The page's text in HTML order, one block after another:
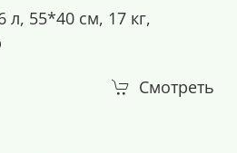
л, 55*40 см, 17 кг,
Смотреть